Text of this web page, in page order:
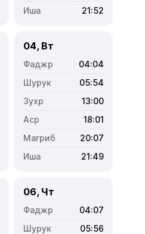
21:52
04, Вт
04:04
05:54
13:00
18:01
20:07
21:49
06, Чт
04:07
05:56